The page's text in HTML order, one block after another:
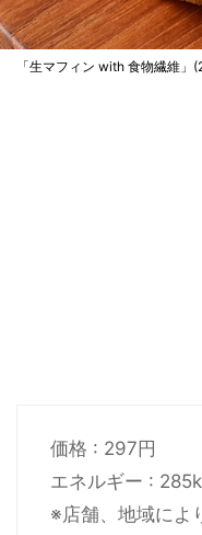
「生マフィン with 食物繊維」
価格 : 297円
エネルギー :
※店舗、地域によ